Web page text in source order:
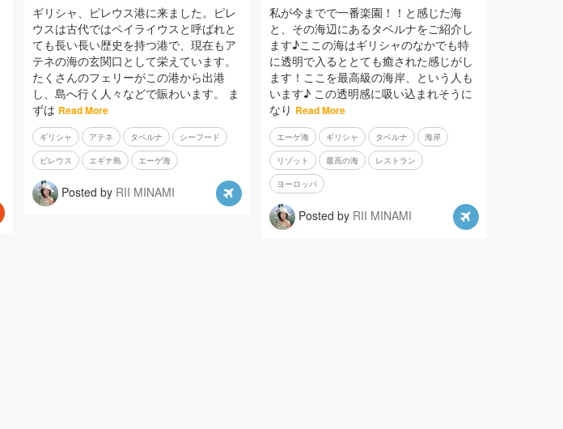
ギリシャ、ピレウス港に来ました。ピレ
ウスは古代ではペイライウスと呼ばれと
ても長い長い歴史を持つ港で、現在もア
テネの海の玄関口として栄えています。
たくさんのフェリーがこの港から出港
し、島へ行く人々などで賑わいます。 ま
ずは Read More
ギリシャ アテネ タベルナ シーフード
ピレウス エギナ島 エーゲ海
Posted by RII MINAMI
私が今までで一番楽園！！と感じた海
と、その海辺にあるタベルナをご紹介し
ます♪ここの海はギリシャのなかでも特
に透明で入るととても癒された感じがし
ます！ここを最高級の海岸、という人も
います♪ この透明感に吸い込まれそうに
なり Read More
エーゲ海 ギリシャ タベルナ 海岸
リゾット 最高の海 レストラン
ヨーロッパ
Posted by RII MINAMI